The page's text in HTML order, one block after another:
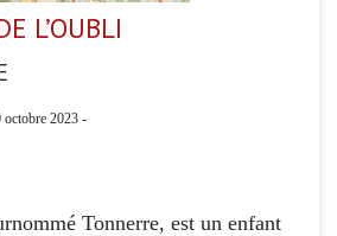
L’OUBLI
octobre 2023 -
Tonnerre, est un enfant